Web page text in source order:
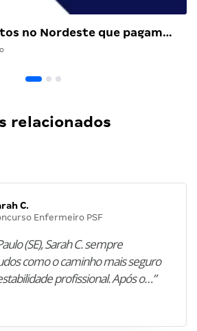
no Nordeste que pagam…
relacionados
C.
Enfermeiro PSF
(SE), Sarah C. sempre
como o caminho mais seguro
profissional. Após o…”